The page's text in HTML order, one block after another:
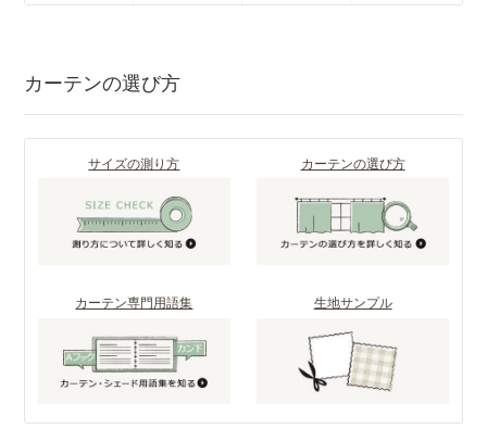
カーテンの選び方
サイズの測り方 カーテンの選び方
カーテン専門用語集 生地サンプル